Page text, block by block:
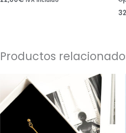
Productos
precios:
desde
17,00€
hasta
19,00€